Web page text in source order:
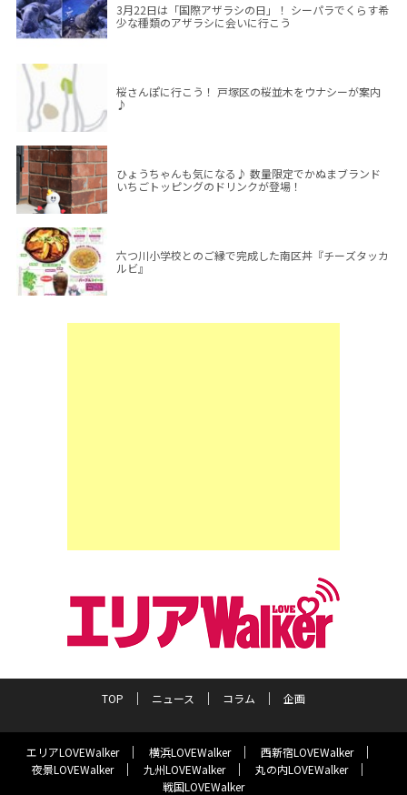
3月22日は「国際アザラシの日」！ シーパラでくらす希
少な種類のアザラシに会いに行こう
桜さんぽに行こう！ 戸塚区の桜並木をウナシーが案内
♪
ひょうちゃんも気になる♪ 数量限定でかぬまブランド
いちごトッピングのドリンクが登場！
六つ川小学校とのご縁で完成した南区丼『チーズタッカ
ルビ』
TOP ニュース コラム 企画
エリアLOVEWalker 横浜LOVEWalker
西新宿LOVEWalker
夜景LOVEWalker
九州LOVEWalker
丸の内LOVEWalker
戦国LOVEWalker